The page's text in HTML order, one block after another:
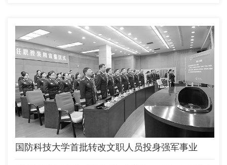
这是我校团队自2014年参加该项赛事以来第五次斩获金奖。
国防科技大学首批转改文职人员投身强军事业